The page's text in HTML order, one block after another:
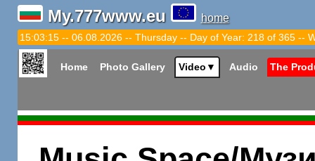
My.777www.eu home
15:03:16 -- 06.08.2026 -- Thursday -- Day of Year: 218 of 365 --
Home Photo Gallery Video ▼ Audio The